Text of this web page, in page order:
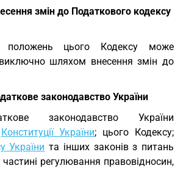
змін до Податкового кодексу
положень цього Кодексу може
шляхом внесення змін до
законодавство України
законодавство України
Конституції України; цього Кодексу;
України та інших законів з питань
регулювання правовідносин,